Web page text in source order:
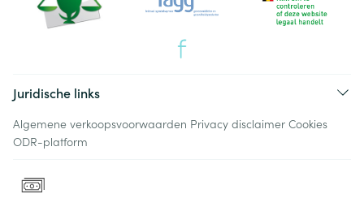
Juridische links
Algemene verkoopsvoorwaarden Privacy disclaimer Cookies
ODR-platform